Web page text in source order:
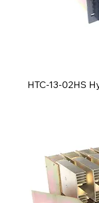
HTC-13-02HS